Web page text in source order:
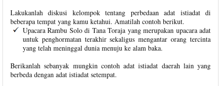
Lakukanlah diskusi kelompok tentang perbedaan adat istiadat di
beberapa tempat yang kamu ketahui. Amatilah contoh berikut.
Upacara Rambu Solo di Tana Toraja yang merupakan upacara adat
untuk penghormatan terakhir sekaligus mengantar orang tercinta
yang telah meninggal dunia menuju ke alam baka.
Berikanlah sebanyak mungkin contoh adat istiadat daerah lain yang
berbeda dengan adat istiadat setempat.